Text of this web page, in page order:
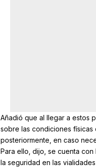
Añadió que al llegar a estos
sobre las condiciones
posteriormente, en caso
Para ello, dijo, se cuenta
la seguridad en las